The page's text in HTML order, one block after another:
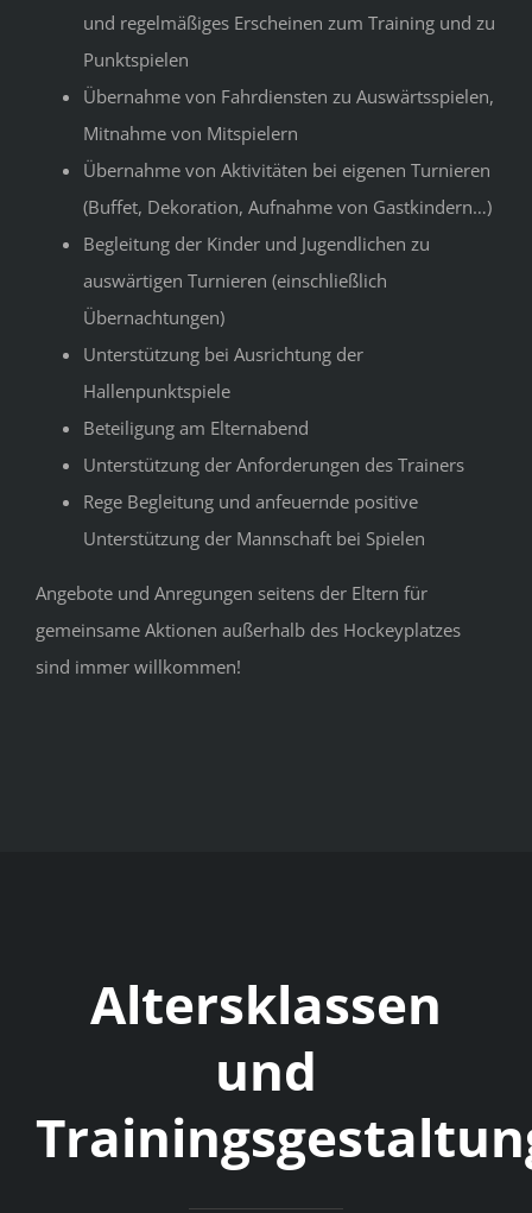
und regelmäßiges Erscheinen zum Training und zu
Punktspielen
Übernahme von Fahrdiensten zu Auswärtsspielen,
Mitnahme von Mitspielern
Übernahme von Aktivitäten bei eigenen Turnieren
(Buffet, Dekoration, Aufnahme von Gastkindern…)
Begleitung der Kinder und Jugendlichen zu
auswärtigen Turnieren (einschließlich
Übernachtungen)
Unterstützung bei Ausrichtung der
Hallenpunktspiele
Beteiligung am Elternabend
Unterstützung der Anforderungen des Trainers
Rege Begleitung und anfeuernde positive
Unterstützung der Mannschaft bei Spielen
Angebote und Anregungen seitens der Eltern für
gemeinsame Aktionen außerhalb des Hockeyplatzes
sind immer willkommen!
Altersklassen
und